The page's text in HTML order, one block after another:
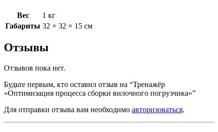
Вес
1 кг
Габариты 32 × 32 × 15 см
Отзывы
Отзывов пока нет.
Будьте первым, кто оставил отзыв на “Тренажёр
«Оптимизация процесса сборки вилочного погрузчика»”
Для отправки отзыва вам необходимо авторизоваться.